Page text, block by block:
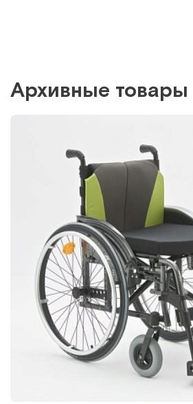
Архивные товары